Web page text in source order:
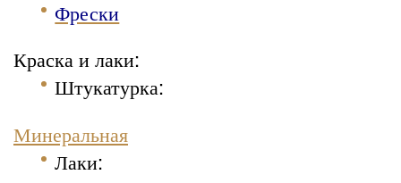
Фрески
Краска и лаки:
Штукатурка:
Минеральная
Лаки: